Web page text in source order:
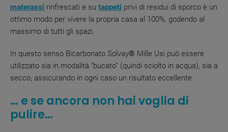
materassi rinfrescati e su tappeti privi di residui di sporco è un
ottimo modo per vivere la propria casa al 100%, godendo al
massimo di tutti gli spazi.
In questo senso Bicarbonato Solvay® Mille Usi può essere
utilizzato sia in modalità “bucato” (quindi sciolto in acqua), sia a
secco, assicurando in ogni caso un risultato eccellente.
… e se ancora non hai voglia di
pulire…